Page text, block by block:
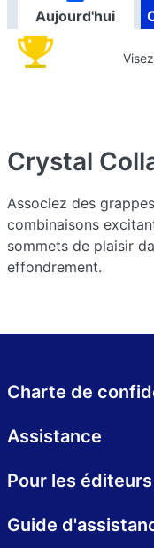
Aujourd'hui
Crystal
Associez des
combinaisons
sommets de plaisir
effondrement.
Charte de
Assistance
Pour les éditeurs
Guide